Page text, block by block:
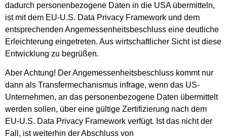
dadurch personenbezogene Daten in die USA übermitteln,
ist mit dem EU-U.S. Data Privacy Framework und dem
entsprechenden Angemessenheitsbeschluss eine deutliche
Erleichterung eingetreten. Aus wirtschaftlicher Sicht ist diese
Entwicklung zu begrüßen.
Aber Achtung! Der Angemessenheitsbeschluss kommt nur
dann als Transfermechanismus infrage, wenn das US-
Unternehmen, an das personenbezogene Daten übermittelt
werden sollen, über eine gültige Zertifizierung nach dem
EU-U.S. Data Privacy Framework verfügt. Ist das nicht der
Fall, ist weiterhin der Abschluss von